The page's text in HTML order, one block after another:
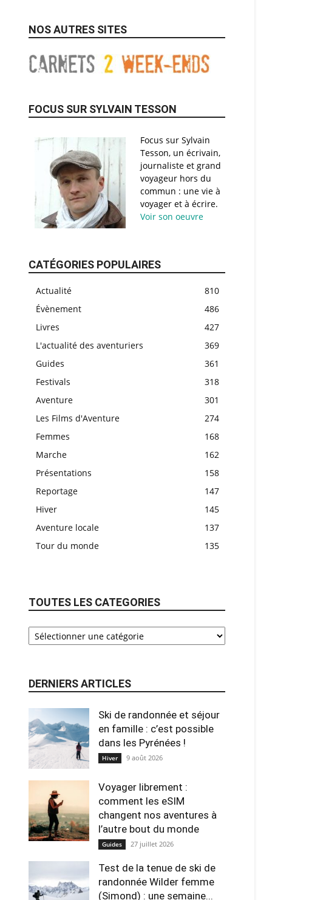
NOS AUTRES SITES
FOCUS SUR SYLVAIN TESSON
Focus sur Sylvain
Tesson, un écrivain,
journaliste et grand
voyageur hors du
commun : une vie à
voyager et à écrire.
Voir son oeuvre
CATÉGORIES POPULAIRES
Actualité
810
Évènement
486
Livres
427
L'actualité des aventuriers
369
Guides
361
Festivals
318
Aventure
301
Les Films d'Aventure
274
Femmes
168
Marche
162
Présentations
158
Reportage
147
Hiver
145
Aventure locale
137
Tour du monde
135
TOUTES LES CATEGORIES
DERNIERS ARTICLES
Ski de randonnée et séjour
en famille : c’est possible
dans les Pyrénées !
Hiver 9 août 2026
Voyager librement :
comment les eSIM
changent nos aventures à
l’autre bout du monde
Guides 27 juillet 2026
Test de la tenue de ski de
randonnée Wilder femme
(Simond) : une semaine...